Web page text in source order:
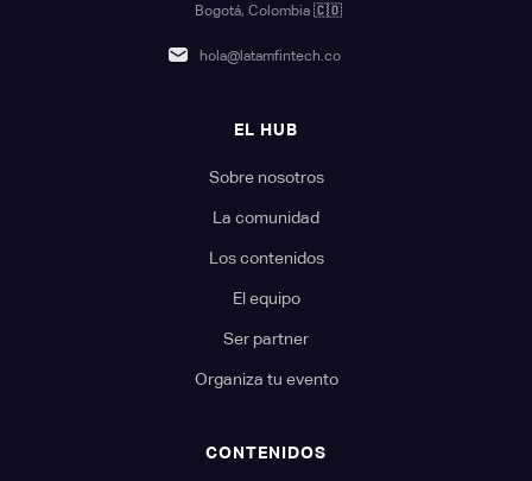
Bogotá, Colombia 🇨🇴
hola@latamfintech.co
EL HUB
Sobre nosotros
La comunidad
Los contenidos
El equipo
Ser partner
Organiza tu evento
CONTENIDOS